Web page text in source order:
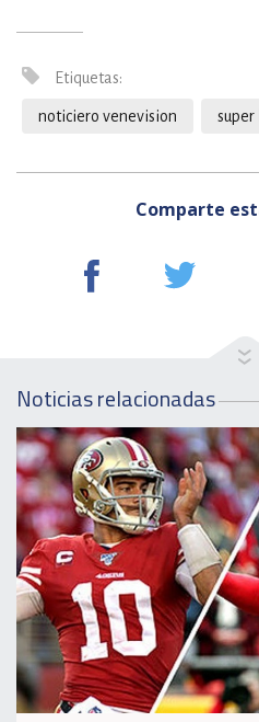
Etiquetas:
noticiero venevision super
Comparte
Noticias relacionadas